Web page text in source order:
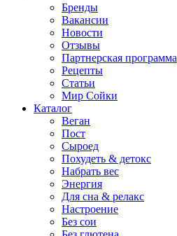
Бренды
Вакансии
Новости
Отзывы
Партнерская программа
Рецепты
Статьи
Мир Сойки
Каталог
Веган
Пост
Сыроед
Похудеть & детокс
Набрать вес
Энергия
Для сна & релакс
Настроение
Без сои